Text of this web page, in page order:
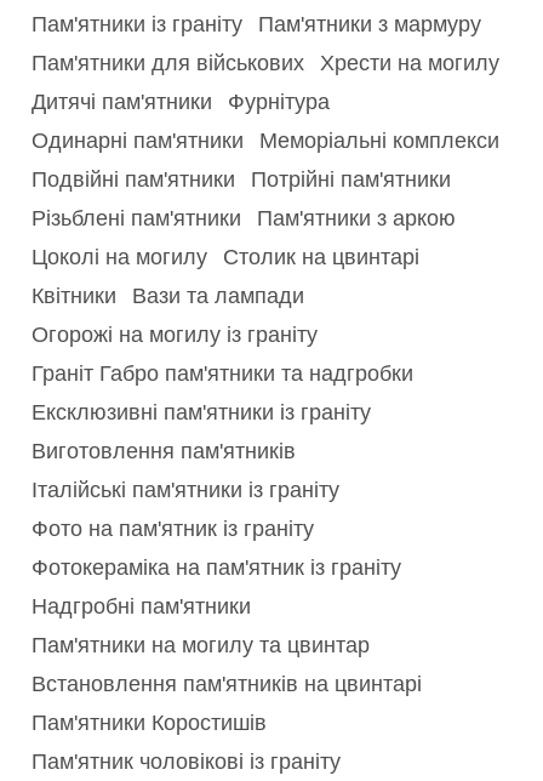
Пам'ятники із граніту
Пам'ятники з мармуру
Пам'ятники для військових
Хрести на могилу
Дитячі пам'ятники
Фурнітура
Одинарні пам'ятники
Меморіальні комплекси
Подвійні пам'ятники
Потрійні пам'ятники
Різьблені пам'ятники
Пам'ятники з аркою
Цоколі на могилу
Столик на цвинтарі
Квітники
Вази та лампади
Огорожі на могилу із граніту
Граніт Габро пам'ятники та надгробки
Ексклюзивні пам'ятники із граніту
Виготовлення пам'ятників
Італійські пам'ятники із граніту
Фото на пам'ятник із граніту
Фотокераміка на пам'ятник із граніту
Надгробні пам'ятники
Пам'ятники на могилу та цвинтар
Встановлення пам'ятників на цвинтарі
Пам'ятники Коростишів
Пам'ятник чоловікові із граніту